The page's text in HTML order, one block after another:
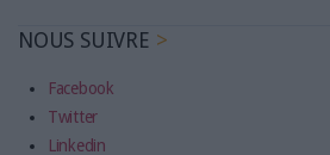
NOUS SUIVRE
Facebook
Twitter
Linkedin